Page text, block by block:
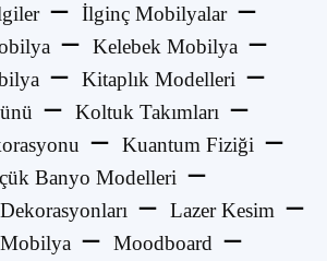
İlginç Mobilyalar
Kelebek Mobilya
Kitaplık Modelleri
Koltuk Takımları
Kuantum Fiziği
Banyo Modelleri
Lazer Kesim
Moodboard